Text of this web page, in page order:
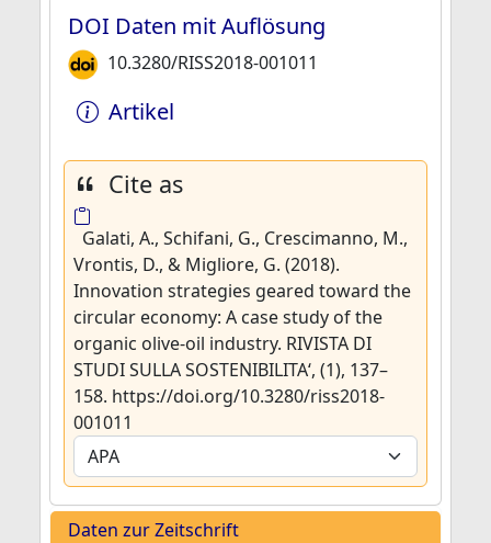
DOI Daten mit Auflösung
10.3280/RISS2018-001011
Artikel
Cite as
Galati, A., Schifani, G., Crescimanno, M.,
Vrontis, D., & Migliore, G. (2018).
Innovation strategies geared toward the
circular economy: A case study of the
organic olive-oil industry. RIVISTA DI
STUDI SULLA SOSTENIBILITA‘, (1), 137–
158. https://doi.org/10.3280/riss2018-
001011
Daten zur Zeitschrift